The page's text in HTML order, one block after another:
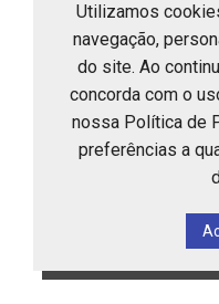
Utilizamos
navegação,
do site. Ao
concorda com o
nossa Política de
preferências a